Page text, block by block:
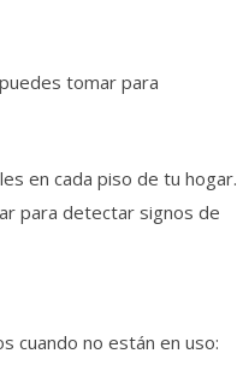
tomar para
en cada piso de tu hogar.
para detectar signos de
cuando no están en uso: